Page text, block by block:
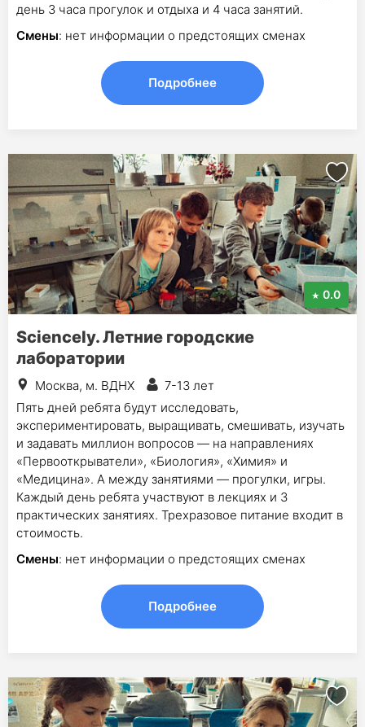
день 3 часа прогулок и отдыха и 4 часа занятий.
Смены: нет информации о предстоящих сменах
Подробнее
0.0
Sciencely. Летние городские
лаборатории
Москва, м. ВДНХ
7-13 лет
Пять дней ребята будут исследовать,
экспериментировать, выращивать, смешивать, изучать
и задавать миллион вопросов — на направлениях
«Первооткрыватели», «Биология», «Химия» и
«Медицина». А между занятиями — прогулки, игры.
Каждый день ребята участвуют в лекциях и 3
практических занятиях. Трехразовое питание входит в
стоимость.
Смены: нет информации о предстоящих сменах
Подробнее